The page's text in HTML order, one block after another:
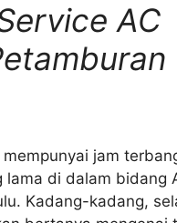
AC
jam
di dalam bidang
Kadang-kadang,